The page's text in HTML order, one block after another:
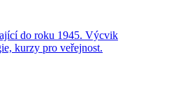
do roku 1945. Výcvik
kurzy pro veřejnost.